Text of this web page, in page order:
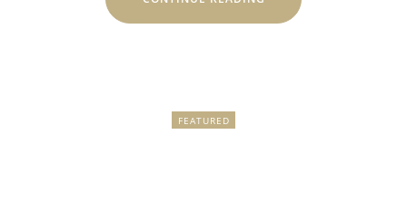
FRÄNKISCHEN
FEATURED